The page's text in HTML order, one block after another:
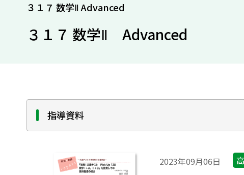
３１７ 数学Ⅱ Advanced
３１７ 数学Ⅱ Advanced
指導資料
2023年09月06日 高